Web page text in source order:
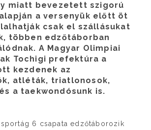
miatt bevezetett szigorú
a versenyük előtt öt
csak el szállásukat
többen edzőtáborban
A Magyar Olimpiai
Tochigi prefektúra a
kezdenek az
atléták, triatlonosok,
a taekwondósunk is.
6 csapata edzőtáborozik